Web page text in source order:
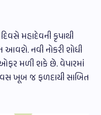
મહાદેવની કૃપાથી
આવશે. નવી નોકરી શોધી
ઓફર મળી શકે છે. વેપારમાં
ખૂબ જ ફળદાયી સાબિત